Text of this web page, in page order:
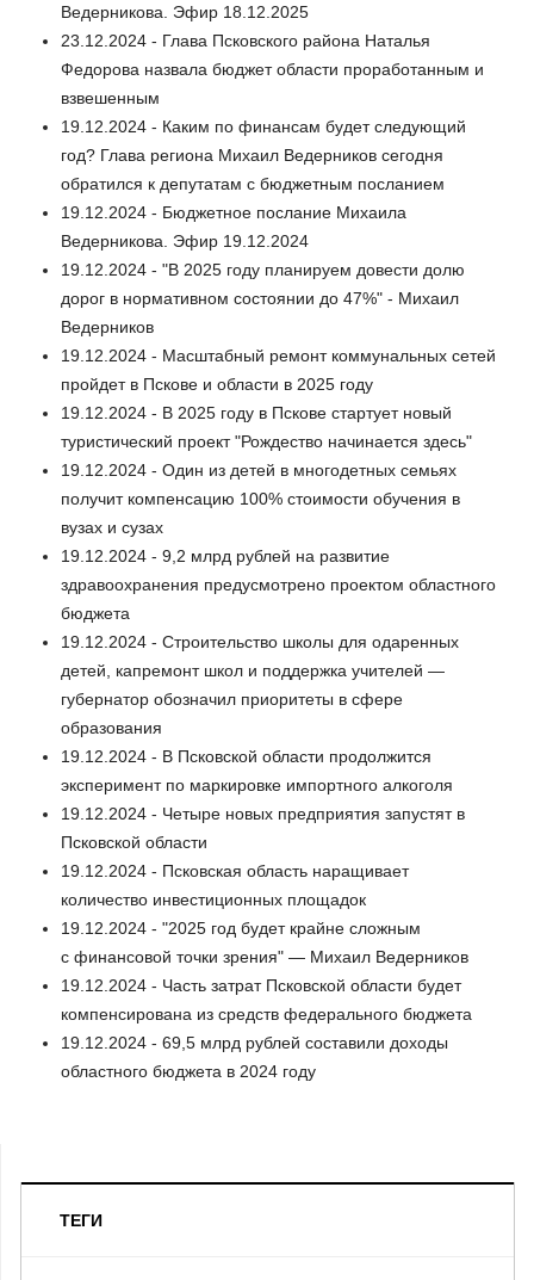
Ведерникова. Эфир 18.12.2025
23.12.2024 - Глава Псковского района Наталья
Федорова назвала бюджет области проработанным и
взвешенным
19.12.2024 - Каким по финансам будет следующий
год? Глава региона Михаил Ведерников сегодня
обратился к депутатам с бюджетным посланием
19.12.2024 - Бюджетное послание Михаила
Ведерникова. Эфир 19.12.2024
19.12.2024 - "В 2025 году планируем довести долю
дорог в нормативном состоянии до 47%" - Михаил
Ведерников
19.12.2024 - Масштабный ремонт коммунальных сетей
пройдет в Пскове и области в 2025 году
19.12.2024 - В 2025 году в Пскове стартует новый
туристический проект "Рождество начинается здесь"
19.12.2024 - Один из детей в многодетных семьях
получит компенсацию 100% стоимости обучения в
вузах и сузах
19.12.2024 - 9,2 млрд рублей на развитие
здравоохранения предусмотрено проектом областного
бюджета
19.12.2024 - Строительство школы для одаренных
детей, капремонт школ и поддержка учителей —
губернатор обозначил приоритеты в сфере
образования
19.12.2024 - В Псковской области продолжится
эксперимент по маркировке импортного алкоголя
19.12.2024 - Четыре новых предприятия запустят в
Псковской области
19.12.2024 - Псковская область наращивает
количество инвестиционных площадок
19.12.2024 - "2025 год будет крайне сложным
с финансовой точки зрения" — Михаил Ведерников
19.12.2024 - Часть затрат Псковской области будет
компенсирована из средств федерального бюджета
19.12.2024 - 69,5 млрд рублей составили доходы
областного бюджета в 2024 году
ТЕГИ